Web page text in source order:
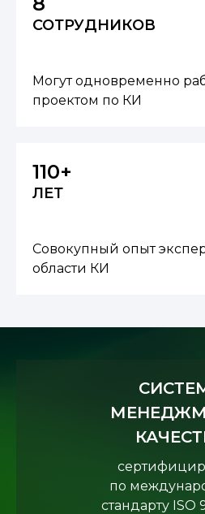
СОТРУДНИКОВ
Могут одновременно
проектом по КИ
110+
ЛЕТ
Совокупный опыт
области КИ
по
стандарту ISO